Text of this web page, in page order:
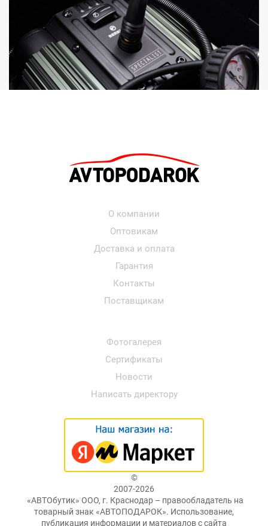
О компании
Оптовикам
Доставка и оплата
Гарантия
Контакты
Поставщикам
Фотогалерея
Сертификаты
Новости
Написать директору
©
2007-2026
«АВТОбутик» ООО, г. Краснодар – правообладатель на
товарный знак «АВТОПОДАРОК». Использование,
публикация информации и материалов с сайта